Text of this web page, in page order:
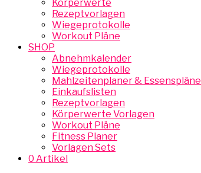
Körperwerte
Rezeptvorlagen
Wiegeprotokolle
Workout Pläne
SHOP
Abnehmkalender
Wiegeprotokolle
Mahlzeitenplaner & Essenspläne
Einkaufslisten
Rezeptvorlagen
Körperwerte Vorlagen
Workout Pläne
Fitness Planer
Vorlagen Sets
0 Artikel